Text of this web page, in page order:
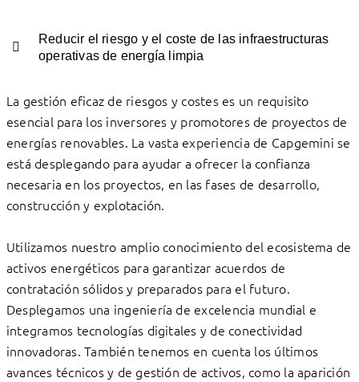
Reducir el riesgo y el coste de las infraestructuras
operativas de energía limpia
La gestión eficaz de riesgos y costes es un requisito
esencial para los inversores y promotores de proyectos de
energías renovables. La vasta experiencia de Capgemini se
está desplegando para ayudar a ofrecer la confianza
necesaria en los proyectos, en las fases de desarrollo,
construcción y explotación.
Utilizamos nuestro amplio conocimiento del ecosistema de
activos energéticos para garantizar acuerdos de
contratación sólidos y preparados para el futuro.
Desplegamos una ingeniería de excelencia mundial e
integramos tecnologías digitales y de conectividad
innovadoras. También tenemos en cuenta los últimos
avances técnicos y de gestión de activos, como la aparición